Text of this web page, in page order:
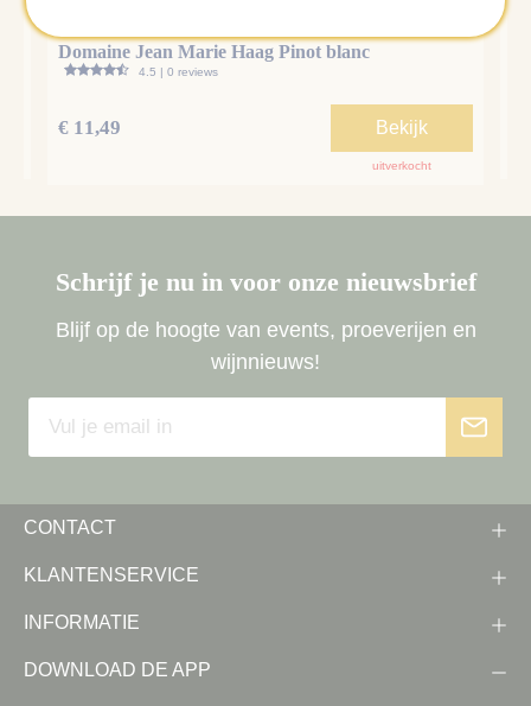
Domaine Jean Marie Haag Pinot blanc
4.5 | 0 reviews
€ 11,49 Bekijk
uitverkocht
Schrijf je nu in voor onze nieuwsbrief
Blijf op de hoogte van events, proeverijen en
wijnnieuws!
CONTACT
KLANTENSERVICE
INFORMATIE
DOWNLOAD DE APP